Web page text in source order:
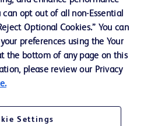
opt out of all non-Essential
Optional Cookies.” You can
preferences using the Your
the bottom of any page on this
please review our Privacy
Settings